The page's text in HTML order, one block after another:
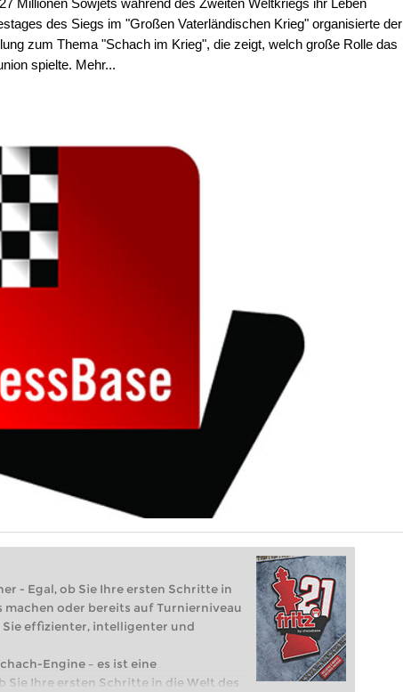
des Siegs im "Großen Vaterländischen Krieg" organisierte der
zum Thema "Schach im Krieg", die zeigt, welch große Rolle das
spielte. Mehr...
- Egal, ob Sie Ihre ersten Schritte in
machen oder bereits auf Turnierniveau
Sie effizienter, intelligenter und
Engine – es ist eine
Sie Ihre ersten Schritte in die Welt des